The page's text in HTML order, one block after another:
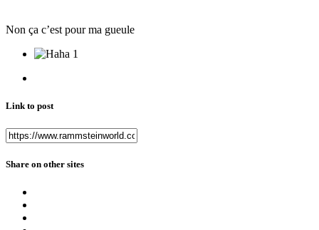
Non ça c’est pour ma gueule
1
Link to post
Share on other sites